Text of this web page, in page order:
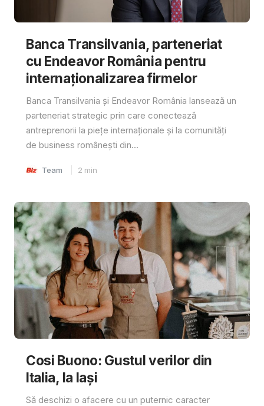
Banca Transilvania, parteneriat
cu Endeavor România pentru
internaționalizarea firmelor
Banca Transilvania și Endeavor România lansează un
parteneriat strategic prin care conectează
antreprenorii la piețe internaționale și la comunități
de business românești din...
Team 2 min
Cosi Buono: Gustul verilor din
Italia, la Iași
Să deschizi o afacere cu un puternic caracter